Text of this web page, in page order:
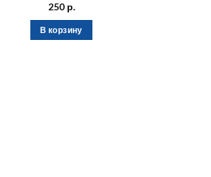
250 р.
В корзину